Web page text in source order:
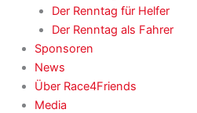
Der Renntag für Helfer
Der Renntag als Fahrer
Sponsoren
News
Über Race4Friends
Media